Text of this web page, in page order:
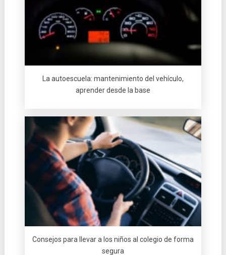
La autoescuela: mantenimiento del vehículo,
aprender desde la base
Consejos para llevar a los niños al colegio de forma
segura